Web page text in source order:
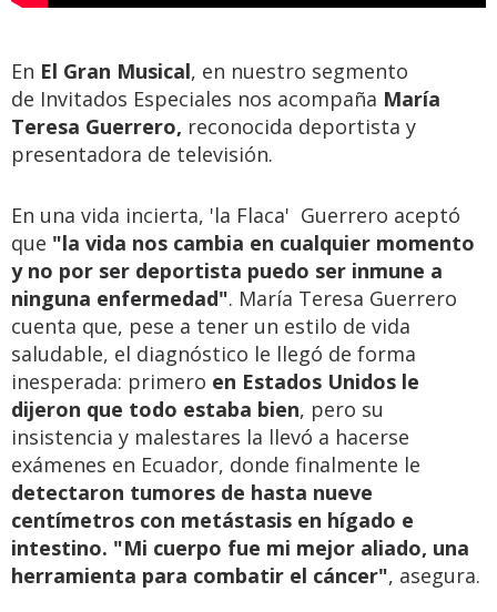
En El Gran Musical, en nuestro segmento
de Invitados Especiales nos acompaña María
Teresa Guerrero, reconocida deportista y
presentadora de televisión.
En una vida incierta, 'la Flaca' Guerrero aceptó
que "la vida nos cambia en cualquier momento
y no por ser deportista puedo ser inmune a
ninguna enfermedad". María Teresa Guerrero
cuenta que, pese a tener un estilo de vida
saludable, el diagnóstico le llegó de forma
inesperada: primero en Estados Unidos le
dijeron que todo estaba bien, pero su
insistencia y malestares la llevó a hacerse
exámenes en Ecuador, donde finalmente le
detectaron tumores de hasta nueve
centímetros con metástasis en hígado e
intestino. "Mi cuerpo fue mi mejor aliado, una
herramienta para combatir el cáncer", asegura.